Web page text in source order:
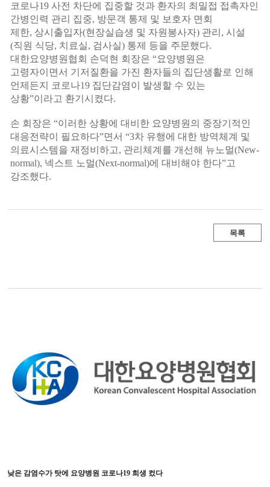
코로나19 사전 차단에 집중할 것과 환자의 최밀접 접촉자인
간병인력 관리 집중, 방문객 통제 및 보호자 면회
제한, 상시출입자(현장실습생 및 자원봉사자) 관리 , 시설
(직원 식당, 치료실, 검사실) 통제 등을 주문했다.
대한요양병원협회 손덕현 회장은 “요양병원은
고령자이면서 기저질환을 가진 환자들의 집단생활로 인해
언제든지 코로나19 집단감염이 발생할 수 있는
상황”이라고 환기시켰다.
손 회장은 “이러한 상황에 대비한 요양병원의 중장기적인
대응전략이 필요하다”면서 “3차 유행에 대한 방역체계 및
의료시스템을 재정비하고, 관리체계를 개선해 뉴노멀(New-
normal), 넥스트 노멀(Next-normal)에 대비해야 한다”고
강조했다.
목록
낮은 감염수가 탓에 요양병원 코로나19 희생 컸다